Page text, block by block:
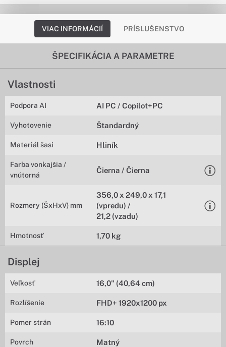
VIAC INFORMÁCIÍ PRÍSLUŠENSTVO
ŠPECIFIKÁCIA A PARAMETRE
Vlastnosti
Podpora AI AI PC / Copilot+PC
Vyhotovenie Štandardný
Materiál šasi Hliník
Farba vonkajšia /
vnútorná
Čierna / Čierna
Rozmery (ŠxHxV) mm
356,0 x 249,0 x 17,1
(vpredu) /
21,2 (vzadu)
Hmotnosť 1,70 kg
Displej
Veľkosť 16,0" (40,64 cm)
Rozlíšenie FHD+ 1920x1200 px
Pomer strán 16:10
Povrch Matný